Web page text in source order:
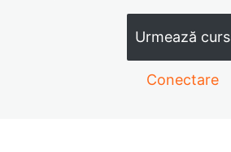
Urmează curs
Conectare